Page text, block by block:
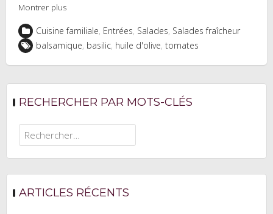
Montrer plus
Cuisine familiale, Entrées, Salades, Salades fraîcheur
balsamique, basilic, huile d'olive, tomates
RECHERCHER PAR MOTS-CLÉS
Rechercher :
ARTICLES RÉCENTS